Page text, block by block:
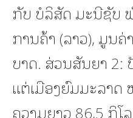
ກັບ ບໍລິສັດ ມະນີຊັບ
ການຄ້າ (ລາວ), ມູນ
ບາດ. ສ່ວນສັນຍາ 2:
ແຕ່ເມືອງຍົມມະລາດ
ຄວາມຍາວ 86,5 ກິ